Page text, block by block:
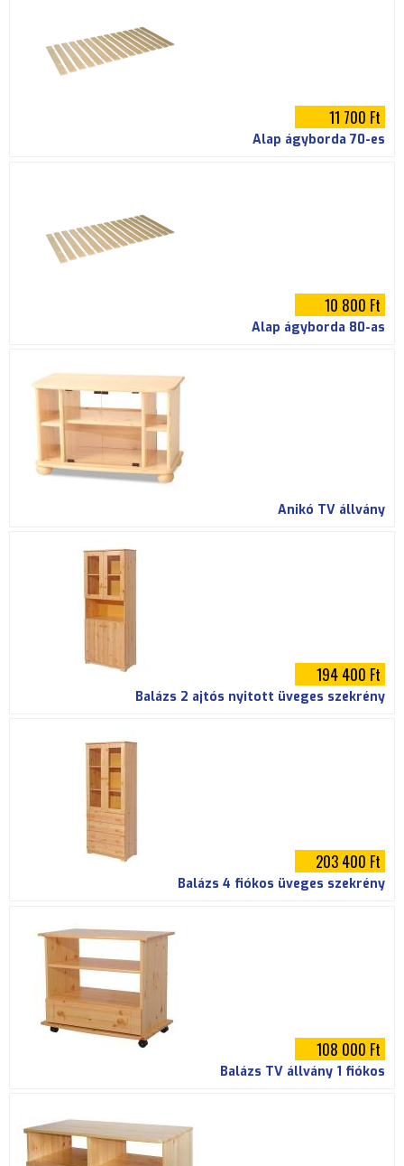
11 700 Ft
Alap ágyborda 70-es
10 800 Ft
Alap ágyborda 80-as
Anikó TV állvány
194 400 Ft
Balázs 2 ajtós nyitott üveges szekrény
203 400 Ft
Balázs 4 fiókos üveges szekrény
108 000 Ft
Balázs TV állvány 1 fiókos